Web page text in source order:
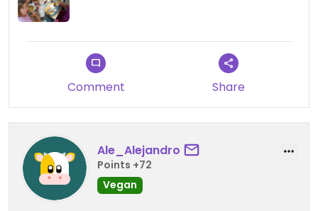
probar el falafel, que seguro está igual de bueno!
artesanal Orum, elaborada en la zona, y fue todo
un acierto: refrescante y sorprendente. Para
espectacular.
Un sitio totalmente recomendable, tanto por la
comida como por el ambiente y el trato.
¡Repetiremos seguro!
Comment Share
Ale_Alejandro
Points +72
Vegan